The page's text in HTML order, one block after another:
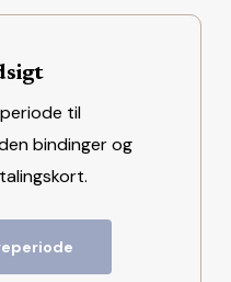
til
bindinger og